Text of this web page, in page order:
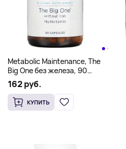
Metabolic Maintenance, The
Big One без железа, 90
капсул
162 руб.
КУПИТЬ